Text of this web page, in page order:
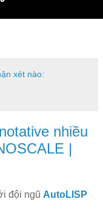
xét nào:
nhiều
|
đội ngũ AutoLISP